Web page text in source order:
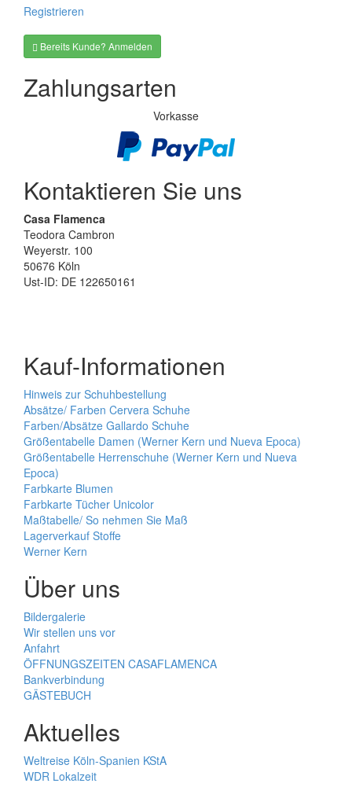
Registrieren
Bereits Kunde? Anmelden
Zahlungsarten
Vorkasse
Kontaktieren Sie uns
Casa Flamenca
Teodora Cambron
Weyerstr. 100
50676 Köln
Ust-ID: DE 122650161
Kauf-Informationen
Hinweis zur Schuhbestellung
Absätze/ Farben Cervera Schuhe
Farben/Absätze Gallardo Schuhe
Größentabelle Damen (Werner Kern und Nueva Epoca)
Größentabelle Herrenschuhe (Werner Kern und Nueva
Epoca)
Farbkarte Blumen
Farbkarte Tücher Unicolor
Maßtabelle/ So nehmen Sie Maß
Lagerverkauf Stoffe
Werner Kern
Über uns
Bildergalerie
Wir stellen uns vor
Anfahrt
ÖFFNUNGSZEITEN CASAFLAMENCA
Bankverbindung
GÄSTEBUCH
Aktuelles
Weltreise Köln-Spanien KStA
WDR Lokalzeit